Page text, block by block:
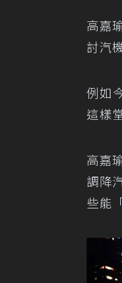
高嘉
討汽
例如
這樣
高嘉
調降
些能